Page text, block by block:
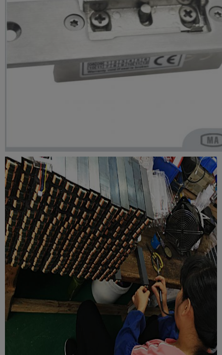
54 एल * 20W * 30.5 एच (सेमी)